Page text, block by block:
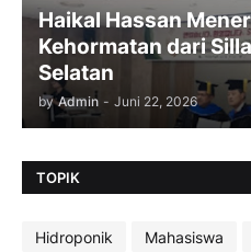
Haikal Hassan
Kehormatan dari
Selatan
by Admin - Juni 22, 2026
TOPIK
Hidroponik Mahasiswa